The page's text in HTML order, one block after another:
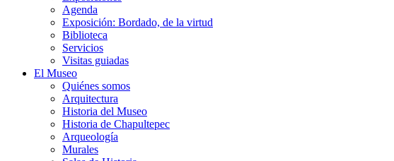
Agenda
Exposición: Bordado, de la virtud
Biblioteca
Servicios
Visitas guiadas
El Museo
Quiénes somos
Arquitectura
Historia del Museo
Historia de Chapultepec
Arqueología
Murales